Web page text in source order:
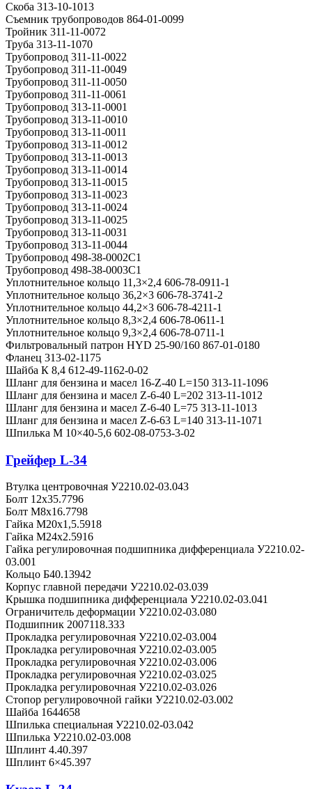
Скоба 313-10-1013
Съемник трубопроводов 864-01-0099
Тройник 311-11-0072
Труба 313-11-1070
Трубопровод 311-11-0022
Трубопровод 311-11-0049
Трубопровод 311-11-0050
Трубопровод 311-11-0061
Трубопровод 313-11-0001
Трубопровод 313-11-0010
Трубопровод 313-11-0011
Трубопровод 313-11-0012
Трубопровод 313-11-0013
Трубопровод 313-11-0014
Трубопровод 313-11-0015
Трубопровод 313-11-0023
Трубопровод 313-11-0024
Трубопровод 313-11-0025
Трубопровод 313-11-0031
Трубопровод 313-11-0044
Трубопровод 498-38-0002С1
Трубопровод 498-38-0003С1
Уплотнительное кольцо 11,3×2,4 606-78-0911-1
Уплотнительное кольцо 36,2×3 606-78-3741-2
Уплотнительное кольцо 44,2×3 606-78-4211-1
Уплотнительное кольцо 8,3×2,4 606-78-0611-1
Уплотнительное кольцо 9,3×2,4 606-78-0711-1
Фильтровальный патрон HYD 25-90/160 867-01-0180
Фланец 313-02-1175
Шайба К 8,4 612-49-1162-0-02
Шланг для бензина и масел 16-Z-40 L=150 313-11-1096
Шланг для бензина и масел Z-6-40 L=202 313-11-1012
Шланг для бензина и масел Z-6-40 L=75 313-11-1013
Шланг для бензина и масел Z-6-63 L=140 313-11-1071
Шпилька М 10×40-5,6 602-08-0753-3-02
Грейфер L-34
Втулка центровочная У2210.02-03.043
Болт 12х35.7796
Болт М8х16.7798
Гайка М20х1,5.5918
Гайка М24х2.5916
Гайка регулировочная подшипника дифференциала У2210.02-
03.001
Кольцо Б40.13942
Корпус главной передачи У2210.02-03.039
Крышка подшипника дифференциала У2210.02-03.041
Ограничитель деформации У2210.02-03.080
Подшипник 2007118.333
Прокладка регулировочная У2210.02-03.004
Прокладка регулировочная У2210.02-03.005
Прокладка регулировочная У2210.02-03.006
Прокладка регулировочная У2210.02-03.025
Прокладка регулировочная У2210.02-03.026
Стопор регулировочной гайки У2210.02-03.002
Шайба 1644658
Шпилька специальная У2210.02-03.042
Шпилька У2210.02-03.008
Шплинт 4.40.397
Шплинт 6×45.397